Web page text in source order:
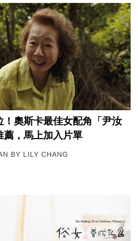
！奧斯卡最佳女配角「尹汝
薦，馬上加入片單
BY LILY CHANG